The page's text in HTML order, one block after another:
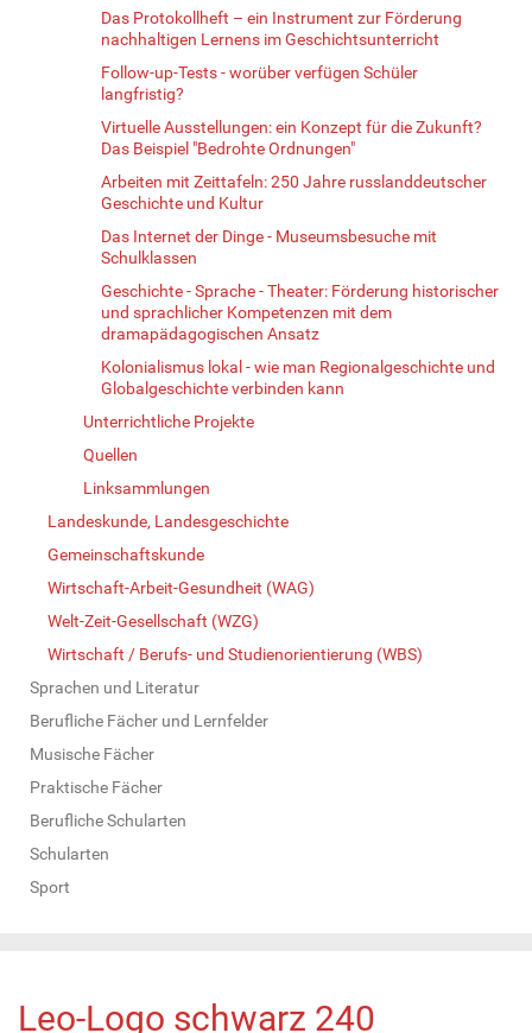
Das Protokollheft – ein Instrument zur Förderung
nachhaltigen Lernens im Geschichtsunterricht
Follow-up-Tests - worüber verfügen Schüler
langfristig?
Virtuelle Ausstellungen: ein Konzept für die Zukunft?
Das Beispiel "Bedrohte Ordnungen"
Arbeiten mit Zeittafeln: 250 Jahre russlanddeutscher
Geschichte und Kultur
Das Internet der Dinge - Museumsbesuche mit
Schulklassen
Geschichte - Sprache - Theater: Förderung historischer
und sprachlicher Kompetenzen mit dem
dramapädagogischen Ansatz
Kolonialismus lokal - wie man Regionalgeschichte und
Globalgeschichte verbinden kann
Unterrichtliche Projekte
Quellen
Linksammlungen
Landeskunde, Landesgeschichte
Gemeinschaftskunde
Wirtschaft-Arbeit-Gesundheit (WAG)
Welt-Zeit-Gesellschaft (WZG)
Wirtschaft / Berufs- und Studienorientierung (WBS)
Sprachen und Literatur
Berufliche Fächer und Lernfelder
Musische Fächer
Praktische Fächer
Berufliche Schularten
Schularten
Sport
Leo-Logo schwarz 240